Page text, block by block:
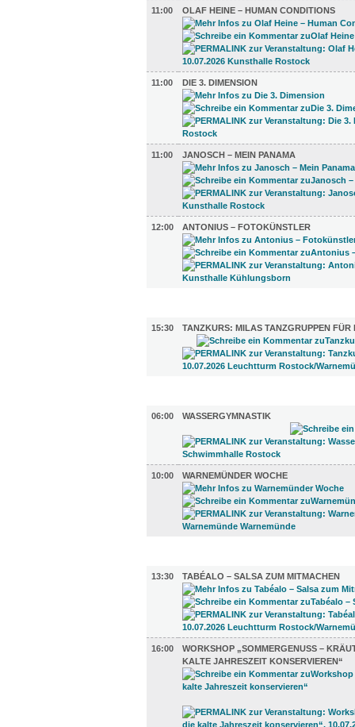
11:00 OLAF HEINE – HUMAN CONDITIONS
11:00 DIE 3. DIMENSION
11:00 JANOSCH – MEIN PANAMA
12:00 ANTONIUS – FOTOKÜNSTLER
15:30
TANZKURS: MILAS TANZGRUPPEN FÜR
06:00
WASSERGYMNASTIK
10:00 WARNEMÜNDER WOCHE
13:30
TABÉALO – SALSA ZUM MITMACHEN
16:00
WORKSHOP „SOMMERGENUSS –
KALTE JAHRESZEIT KONSERVIEREN“